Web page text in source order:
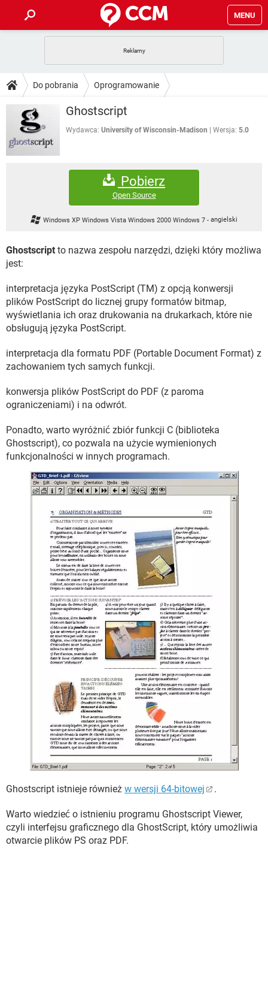
MENU
GRY WHATSAPP
SPOTIFY
INSTAGRAM FACEBOOK
WINDOWS 10
PORADY
PlayStation TIKTOK
GRY
SPOTIFY
DO POBRANIA
ANDROID TIKTOK
GRY
NETFLIX
FACEBOOK
FORUM
WHATSAPP
NETFLIX
INSTAGRAM FACEBOOK
TIKTOK
INSTAGRAM FACEBOOK
Do pobrania Oprogramowanie
Ghostscript
Wydawca: University of Wisconsin-Madison Wersja: 5.0
Pobierz
Open Source
Windows XP Windows Vista Windows 2000 Windows 7 - angielski
Ghostscript to nazwa zespołu narzędzi, dzięki który możliwa
jest:
interpretacja języka PostScript (TM) z opcją konwersji
plików PostScript do licznej grupy formatów bitmap,
wyświetlania ich oraz drukowania na drukarkach, które nie
obsługują języka PostScript.
interpretacja dla formatu PDF (Portable Document Format) z
zachowaniem tych samych funkcji.
konwersja plików PostScript do PDF (z paroma
ograniczeniami) i na odwrót.
Ponadto, warto wyróżnić zbiór funkcji C (biblioteka
Ghostscript), co pozwala na użycie wymienionych
funkcjonalności w innych programach.
Ghostscript istnieje również w wersji 64-bitowej .
Warto wiedzieć o istnieniu programu Ghostscript Viewer,
czyli interfejsu graficznego dla GhostScript, który umożliwia
otwarcie plików PS oraz PDF.